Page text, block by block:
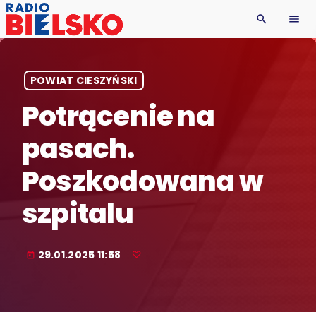
search menu
POWIAT CIESZYŃSKI
Potrącenie na
pasach.
Poszkodowana w
szpitalu
today 29.01.2025 11:58